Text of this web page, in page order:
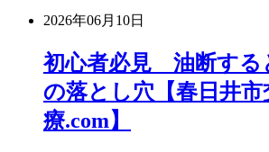
2026年06月10日
初心者必見 油断する
の落とし穴【春日井市
療.com】